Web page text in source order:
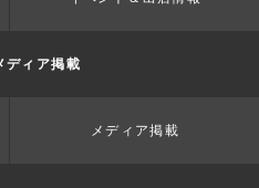
ディア掲載
メディア掲載